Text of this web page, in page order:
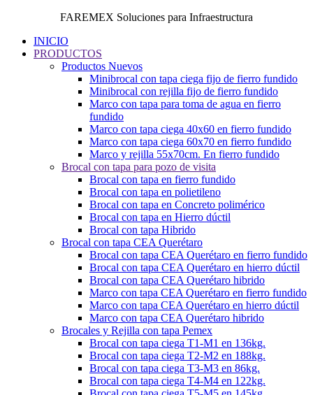
FAREMEX Soluciones para Infraestructura
INICIO
PRODUCTOS
Productos Nuevos
Minibrocal con tapa ciega fijo de fierro fundido
Minibrocal con rejilla fijo de fierro fundido
Marco con tapa para toma de agua en fierro
fundido
Marco con tapa ciega 40x60 en fierro fundido
Marco con tapa ciega 60x70 en fierro fundido
Marco y rejilla 55x70cm. En fierro fundido
Brocal con tapa para pozo de visita
Brocal con tapa en fierro fundido
Brocal con tapa en polietileno
Brocal con tapa en Concreto polimérico
Brocal con tapa en Hierro dúctil
Brocal con tapa Hibrido
Brocal con tapa CEA Querétaro
Brocal con tapa CEA Querétaro en fierro fundido
Brocal con tapa CEA Querétaro en hierro dúctil
Brocal con tapa CEA Querétaro hibrido
Marco con tapa CEA Querétaro en fierro fundido
Marco con tapa CEA Querétaro en hierro dúctil
Marco con tapa CEA Querétaro hibrido
Brocales y Rejilla con tapa Pemex
Brocal con tapa ciega T1-M1 en 136kg.
Brocal con tapa ciega T2-M2 en 188kg.
Brocal con tapa ciega T3-M3 en 86kg.
Brocal con tapa ciega T4-M4 en 122kg.